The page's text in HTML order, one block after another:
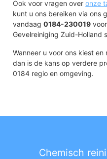
Ook voor vragen overonze
kunt u ons bereiken via ons
vandaag0184-230019
Gevelreiniging Zuid-Holland
Wanneer u voor ons kiest
dan is de kans op verdere
0184 regio en omgeving.
Chemisch